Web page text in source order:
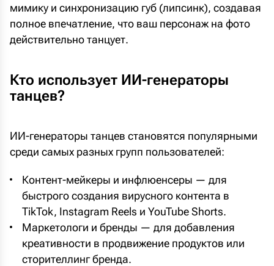
мимику и синхронизацию губ (липсинк), создавая
полное впечатление, что ваш персонаж на фото
действительно танцует.
Кто использует ИИ-генераторы
танцев?
ИИ-генераторы танцев становятся популярными
среди самых разных групп пользователей:
Контент-мейкеры и инфлюенсеры — для
быстрого создания вирусного контента в
TikTok, Instagram Reels и YouTube Shorts.
Маркетологи и бренды — для добавления
креативности в продвижение продуктов или
сторителлинг бренда.